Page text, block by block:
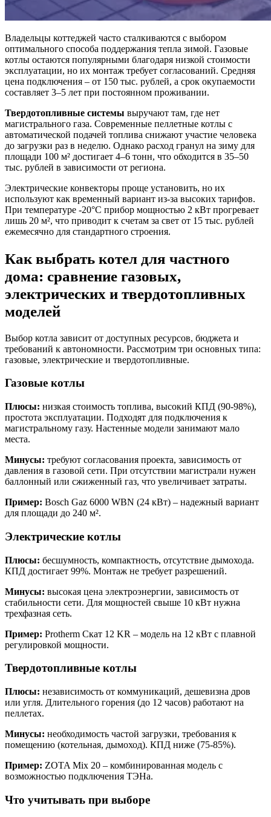
Владельцы коттеджей часто сталкиваются с выбором
оптимального способа поддержания тепла зимой. Газовые
котлы остаются популярными благодаря низкой стоимости
эксплуатации, но их монтаж требует согласований. Средняя
цена подключения – от 150 тыс. рублей, а срок окупаемости
составляет 3–5 лет при постоянном проживании.
Твердотопливные системы выручают там, где нет
магистрального газа. Современные пеллетные котлы с
автоматической подачей топлива снижают участие человека
до загрузки раз в неделю. Однако расход гранул на зиму для
площади 100 м² достигает 4–6 тонн, что обходится в 35–50
тыс. рублей в зависимости от региона.
Электрические конвекторы проще установить, но их
используют как временный вариант из-за высоких тарифов.
При температуре -20°C прибор мощностью 2 кВт прогревает
лишь 20 м², что приводит к счетам за свет от 15 тыс. рублей
ежемесячно для стандартного строения.
Как выбрать котел для частного
дома: сравнение газовых,
электрических и твердотопливных
моделей
Выбор котла зависит от доступных ресурсов, бюджета и
требований к автономности. Рассмотрим три основных типа:
газовые, электрические и твердотопливные.
Газовые котлы
Плюсы: низкая стоимость топлива, высокий КПД (90-98%),
простота эксплуатации. Подходят для подключения к
магистральному газу. Настенные модели занимают мало
места.
Минусы: требуют согласования проекта, зависимость от
давления в газовой сети. При отсутствии магистрали нужен
баллонный или сжиженный газ, что увеличивает затраты.
Пример: Bosch Gaz 6000 WBN (24 кВт) – надежный вариант
для площади до 240 м².
Электрические котлы
Плюсы: бесшумность, компактность, отсутствие дымохода.
КПД достигает 99%. Монтаж не требует разрешений.
Минусы: высокая цена электроэнергии, зависимость от
стабильности сети. Для мощностей свыше 10 кВт нужна
трехфазная сеть.
Пример: Protherm Скат 12 KR – модель на 12 кВт с плавной
регулировкой мощности.
Твердотопливные котлы
Плюсы: независимость от коммуникаций, дешевизна дров
или угля. Длительного горения (до 12 часов) работают на
пеллетах.
Минусы: необходимость частой загрузки, требования к
помещению (котельная, дымоход). КПД ниже (75-85%).
Пример: ZOTA Mix 20 – комбинированная модель с
возможностью подключения ТЭНа.
Что учитывать при выборе